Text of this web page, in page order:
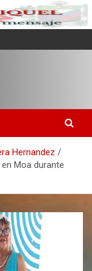
Hernandez
Moa durante